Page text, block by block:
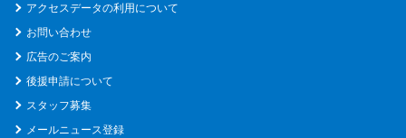
アクセスデータの利用について
お問い合わせ
広告のご案内
後援申請について
スタッフ募集
メールニュース登録